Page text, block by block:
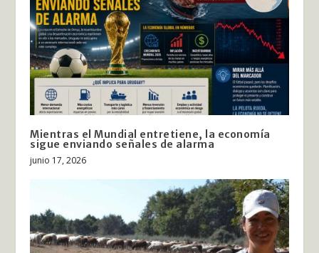
Mientras el Mundial entretiene, la economía
sigue enviando señales de alarma
junio 17, 2026